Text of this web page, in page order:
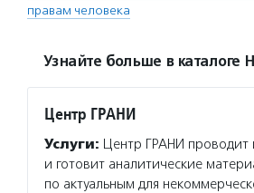
правам человека
Узнайте больше в каталоге
Центр ГРАНИ
Услуги: Центр ГРАНИ проводит
и готовит аналитические
по актуальным для